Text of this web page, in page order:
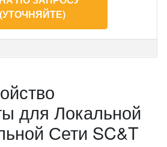
(УТОЧНЯЙТЕ)
для Локальной
Сети SC&T